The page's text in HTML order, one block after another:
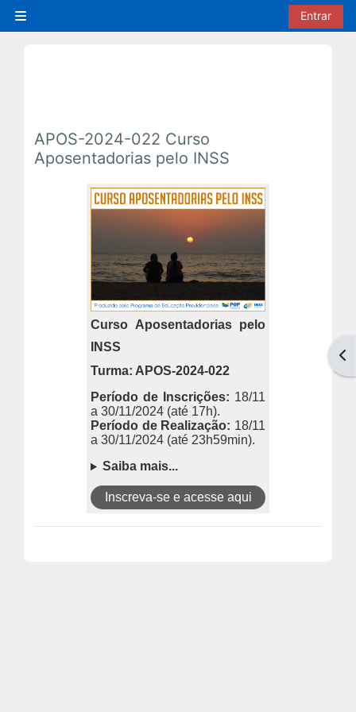
Painel lateral
Entrar
APOS-2024-022 Curso
Aposentadorias pelo INSS
Curso Aposentadorias pelo
INSS
Turma: APOS-2024-022
Período de Inscrições: 18/11
a 30/11/2024 (até 17h).
Período de Realização: 18/11
a 30/11/2024 (até 23h59min).
Saiba mais...
Inscreva-se e acesse aqui